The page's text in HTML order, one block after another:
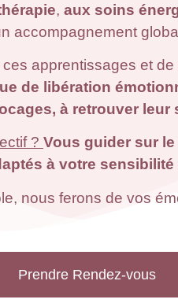
, aux soins
accompagnement
apprentissages et
de libération
à retrouver
? Vous guider sur le
à votre
nous ferons de vos
Prendre Rendez-vous